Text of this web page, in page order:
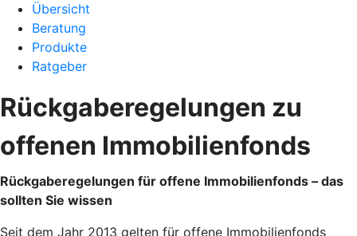
Übersicht
Beratung
Produkte
Ratgeber
Rückgaberegelungen zu
offenen Immobilienfonds
Rückgaberegelungen für offene Immobilienfonds – das
sollten Sie wissen
Seit dem Jahr 2013 gelten für offene Immobilienfonds